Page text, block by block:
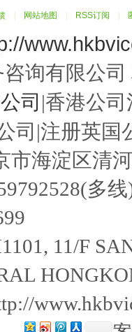
网站地图 RSS订阅
询有限公
司 |香港公
司|注册英
市海淀区清
多
11/F